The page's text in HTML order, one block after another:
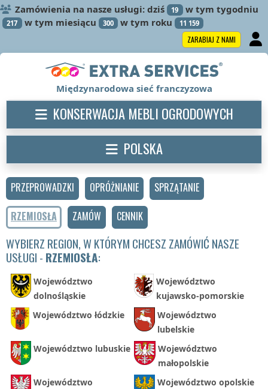
Zamówienia na nasze usługi: dziś 19 w tym tygodniu
217 w tym miesiącu 300 w tym roku 11 159
ZARABIAJ Z NAMI
PRZEPROWADZKI OPRÓŻNIANIE
SPRZĄTANIE
RZEMIOSŁA
ZAMÓW CENNIK
WYBIERZ REGION, W KTÓRYM CHCESZ ZAMÓWIĆ NASZE
USŁUGI - RZEMIOSŁA:
Województwo
dolnośląskie
Województwo
kujawsko-pomorskie
Województwo łódzkie
Województwo
lubelskie
Województwo lubuskie
Województwo
małopolskie
Województwo
Województwo opolskie
Międzynarodowa sieć franczyzowa
KONSERWACJA MEBLI OGRODOWYCH
POLSKA